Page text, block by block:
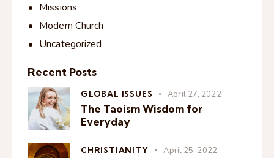
Missions
Modern Church
Uncategorized
Recent Posts
GLOBAL ISSUES April 27, 2022
The Taoism Wisdom for
Everyday
CHRISTIANITY April 25, 2022